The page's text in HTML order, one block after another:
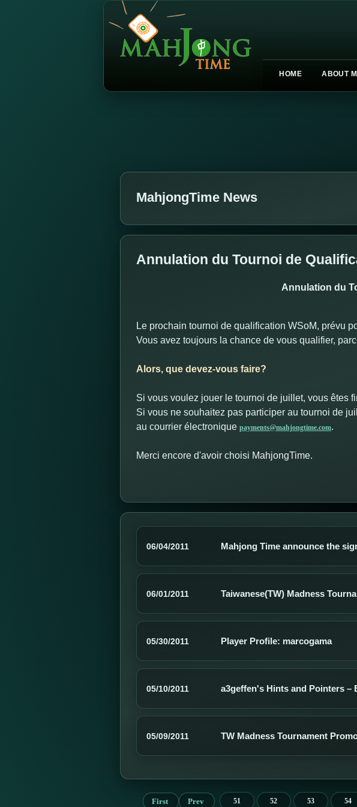
HOME ABOUT
MahjongTime News
Annulation du Tournoi de
Annulation du
Le prochain tournoi de qualification WSoM, prévu
Vous avez toujours la chance de vous qualifier,
Alors, que devez-vous faire?
Si vous voulez jouer le tournoi de juillet, vous êtes
Si vous ne souhaitez pas participer au tournoi de
au courrier électronique payments@mahjongtime.com.
Merci encore d'avoir choisi MahjongTime.
06/04/2011 Mahjong Time announce the
06/01/2011 Taiwanese(TW) Madness
05/30/2011 Player Profile: marcogama
05/10/2011 a3geffen's Hints and Pointers –
05/09/2011 TW Madness Tournament
First Prev 51 52 53 54